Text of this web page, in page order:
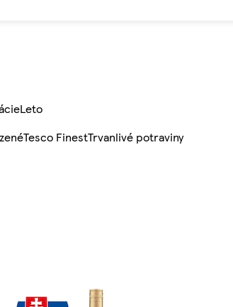
Leto
Tesco FinestTrvanlivé potraviny